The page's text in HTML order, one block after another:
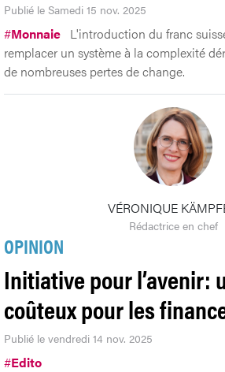
Publié le Samedi 15 nov. 2025
#Monnaie L'introduction du franc
remplacer un système à la complexité
de nombreuses pertes de change.
VÉRONIQUE
Rédactrice en chef
OPINION
Initiative pour l’avenir:
coûteux pour les
Publié le vendredi 14 nov. 2025
#Edito